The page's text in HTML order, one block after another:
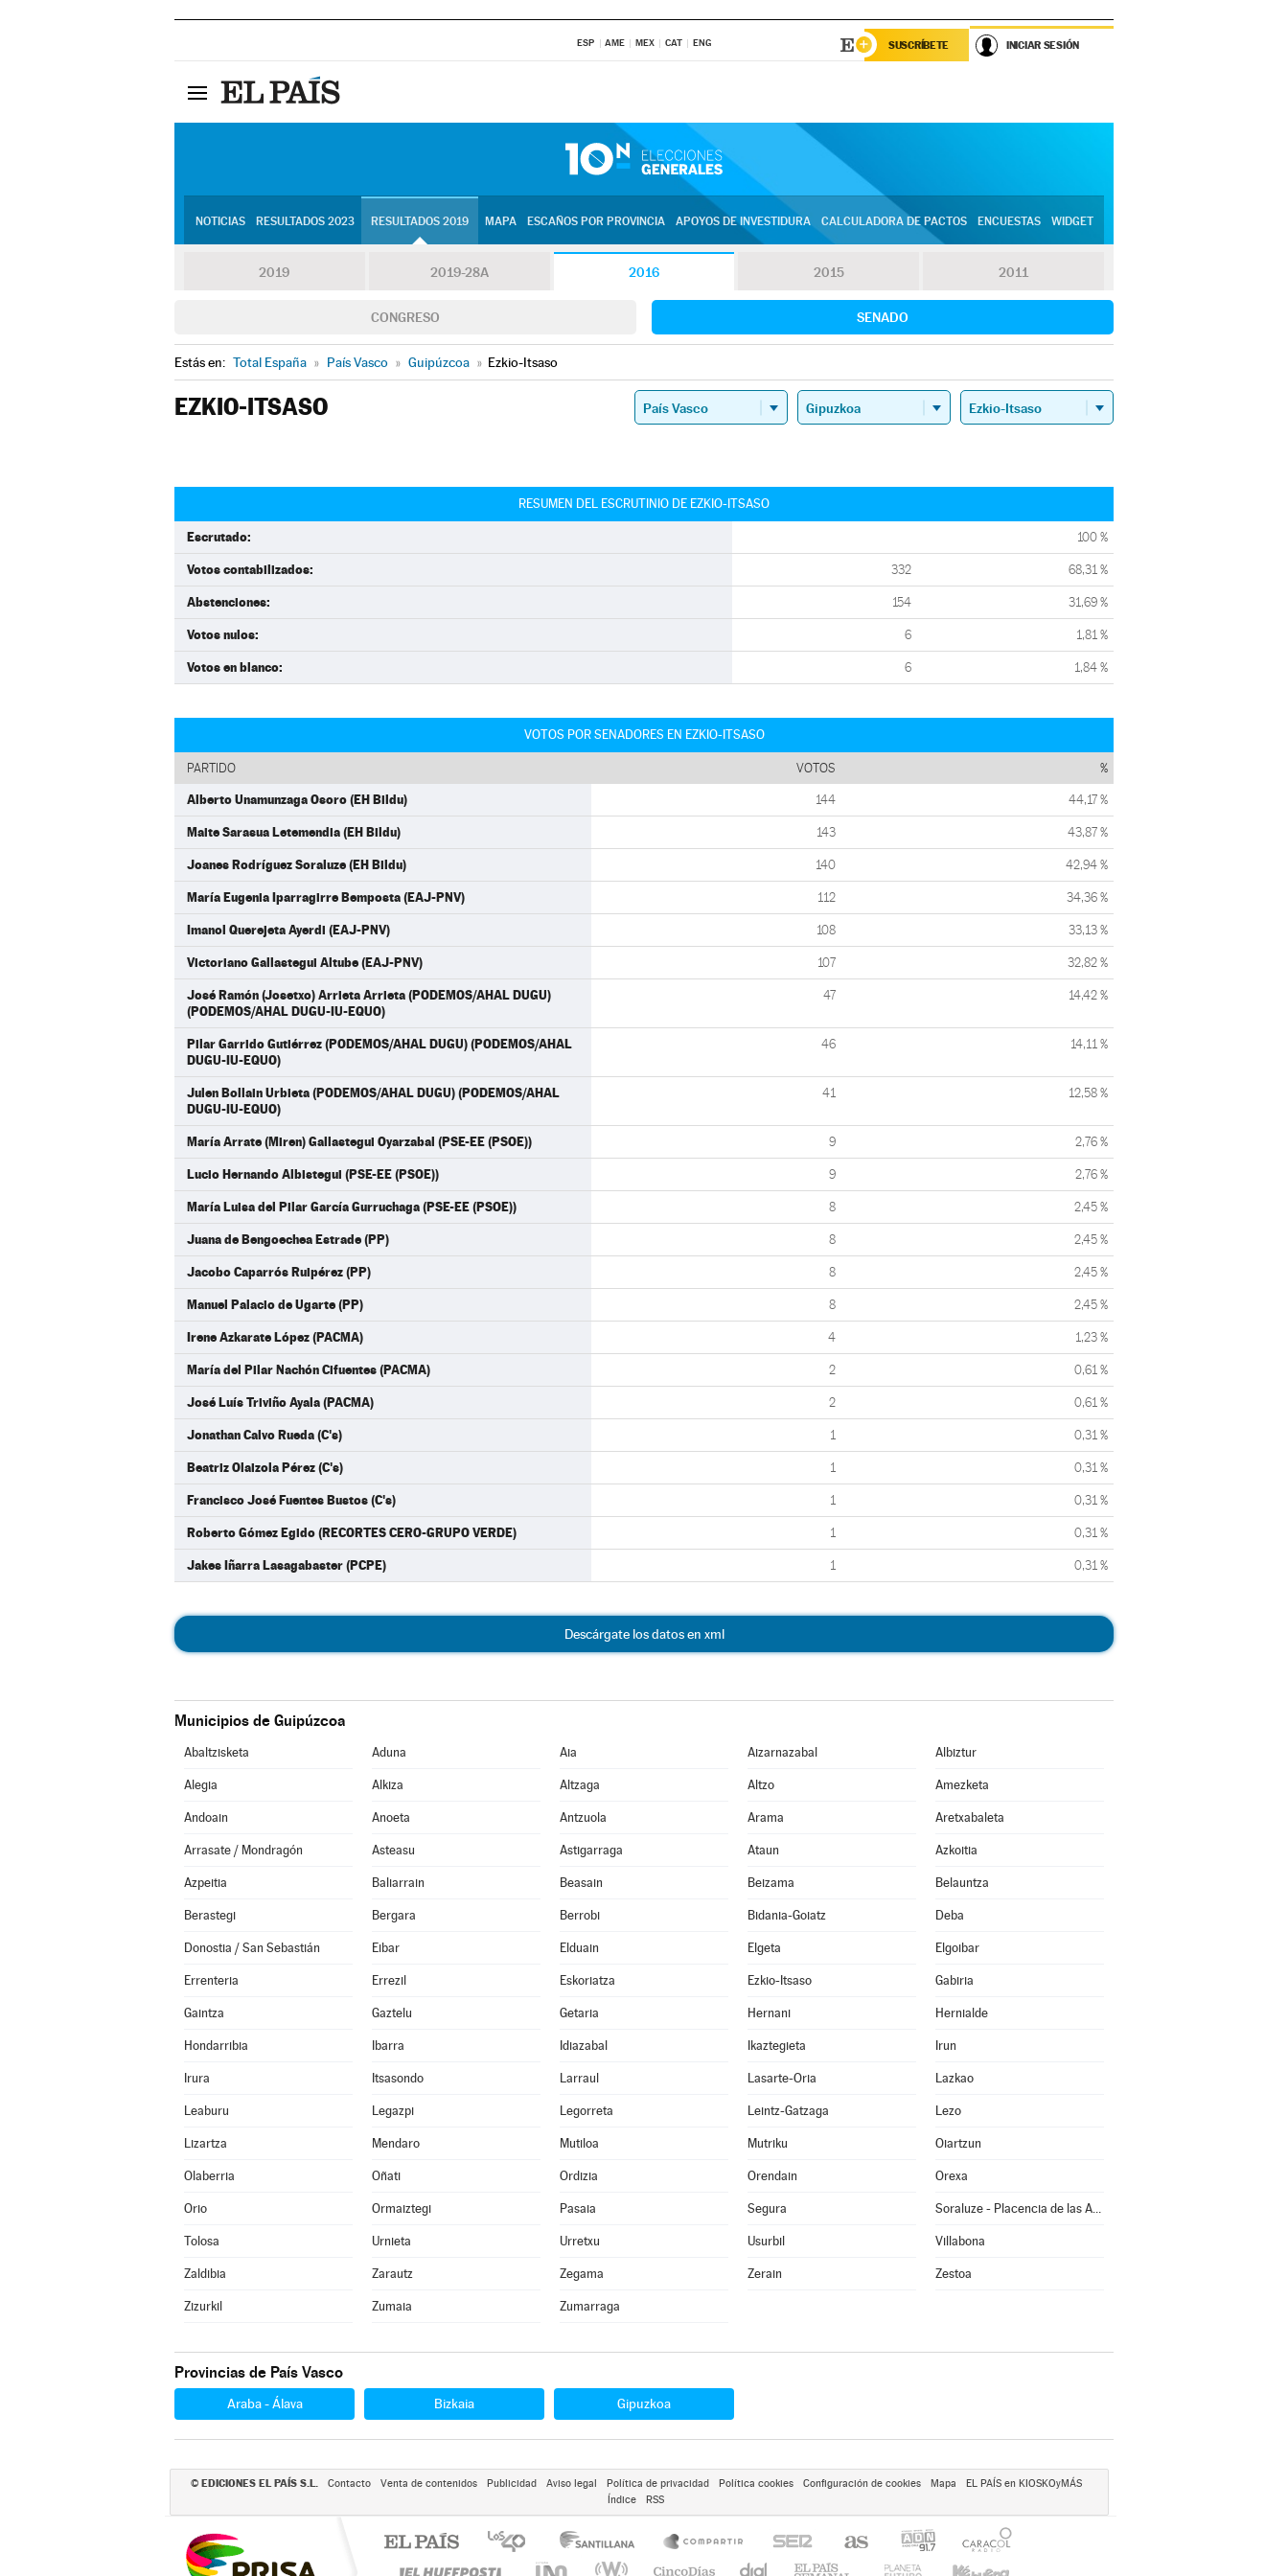
ESP AME MEX CAT ENG SUSCRÍBETE INICIAR SESIÓN
NOTICIAS RESULTADOS 2023 RESULTADOS 2019 MAPA ESCAÑOS POR PROVINCIA APOYOS DE INVESTIDURA CALCULADORA DE PACTOS ENCUESTAS WIDGET
2019 2019-28A 2016 2015 2011
CONGRESO SENADO
Estás en: Total España » País Vasco » Guipúzcoa » Ezkio-Itsaso
EZKIO-ITSASO
RESUMEN DEL ESCRUTINIO DE EZKIO-ITSASO
Escrutado: 100 %
Votos contabilizados: 332 68,31 %
Abstenciones: 154 31,69 %
Votos nulos: 6 1,81 %
Votos en blanco: 6 1,84 %
VOTOS POR SENADORES EN EZKIO-ITSASO
PARTIDO VOTOS %
Alberto Unamunzaga Osoro (EH Bildu) 144 44,17 %
Maite Sarasua Letemendia (EH Bildu) 143 43,87 %
Joanes Rodríguez Soraluze (EH Bildu) 140 42,94 %
María Eugenia Iparragirre Bemposta (EAJ-PNV) 112 34,36 %
Imanol Querejeta Ayerdi (EAJ-PNV) 108 33,13 %
Victoriano Gallastegui Altube (EAJ-PNV) 107 32,82 %
José Ramón (Josetxo) Arrieta Arrieta (PODEMOS/AHAL DUGU)
(PODEMOS/AHAL DUGU-IU-EQUO)
47 14,42 %
Pilar Garrido Gutiérrez (PODEMOS/AHAL DUGU) (PODEMOS/AHAL
DUGU-IU-EQUO)
46 14,11 %
Julen Bollain Urbieta (PODEMOS/AHAL DUGU) (PODEMOS/AHAL
DUGU-IU-EQUO)
41 12,58 %
María Arrate (Miren) Gallastegui Oyarzabal (PSE-EE (PSOE)) 9 2,76 %
Lucio Hernando Albistegui (PSE-EE (PSOE)) 9 2,76 %
María Luisa del Pilar García Gurruchaga (PSE-EE (PSOE)) 8 2,45 %
Juana de Bengoechea Estrade (PP) 8 2,45 %
Jacobo Caparrós Ruipérez (PP) 8 2,45 %
Manuel Palacio de Ugarte (PP) 8 2,45 %
Irene Azkarate López (PACMA) 4 1,23 %
María del Pilar Nachón Cifuentes (PACMA) 2 0,61 %
José Luís Triviño Ayala (PACMA) 2 0,61 %
Jonathan Calvo Rueda (C's) 1 0,31 %
Beatriz Olaizola Pérez (C's) 1 0,31 %
Francisco José Fuentes Bustos (C's) 1 0,31 %
Roberto Gómez Egido (RECORTES CERO-GRUPO VERDE) 1 0,31 %
Jakes Iñarra Lasagabaster (PCPE) 1 0,31 %
Descárgate los datos en xml
Municipios de Guipúzcoa
Abaltzisketa Aduna Aia Aizarnazabal Albiztur
Alegia Alkiza Altzaga Altzo Amezketa
Andoain Anoeta Antzuola Arama Aretxabaleta
Arrasate / Mondragón Asteasu Astigarraga Ataun Azkoitia
Azpeitia Baliarrain Beasain Beizama Belauntza
Berastegi Bergara Berrobi Bidania-Goiatz Deba
Donostia / San Sebastián Eibar Elduain Elgeta Elgoibar
Errenteria Errezil Eskoriatza Ezkio-Itsaso Gabiria
Gaintza Gaztelu Getaria Hernani Hernialde
Hondarribia Ibarra Idiazabal Ikaztegieta Irun
Irura Itsasondo Larraul Lasarte-Oria Lazkao
Leaburu Legazpi Legorreta Leintz-Gatzaga Lezo
Lizartza Mendaro Mutiloa Mutriku Oiartzun
Olaberria Oñati Ordizia Orendain Orexa
Orio Ormaiztegi Pasaia Segura Soraluze - Placencia de las Armas
Tolosa Urnieta Urretxu Usurbil Villabona
Zaldibia Zarautz Zegama Zerain Zestoa
Zizurkil Zumaia Zumarraga
Provincias de País Vasco
Araba - Álava Bizkaia Gipuzkoa
© EDICIONES EL PAÍS S.L. Contacto Venta de contenidos Publicidad Aviso legal Política de privacidad Política cookies Configuración de cookies Mapa
EL PAÍS en KIOSKOyMÁS
Índice
RSS